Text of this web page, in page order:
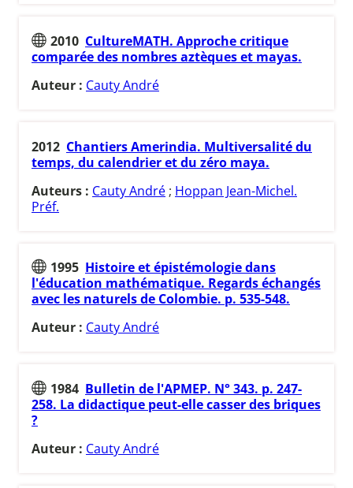
2010 CultureMATH. Approche critique
comparée des nombres aztèques et mayas.
Auteur : Cauty André
2012 Chantiers Amerindia. Multiversalité du
temps, du calendrier et du zéro maya.
Auteurs : Cauty André ; Hoppan Jean-Michel.
Préf.
1995 Histoire et épistémologie dans
l'éducation mathématique. Regards échangés
avec les naturels de Colombie. p. 535-548.
Auteur : Cauty André
1984 Bulletin de l'APMEP. N° 343. p. 247-
258. La didactique peut-elle casser des briques
?
Auteur : Cauty André